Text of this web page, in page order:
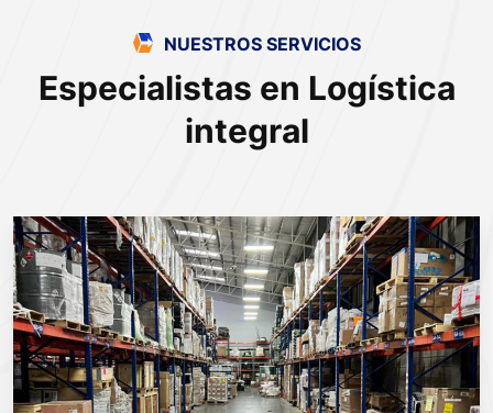
NUESTROS SERVICIOS
Especialistas en Logística
integral